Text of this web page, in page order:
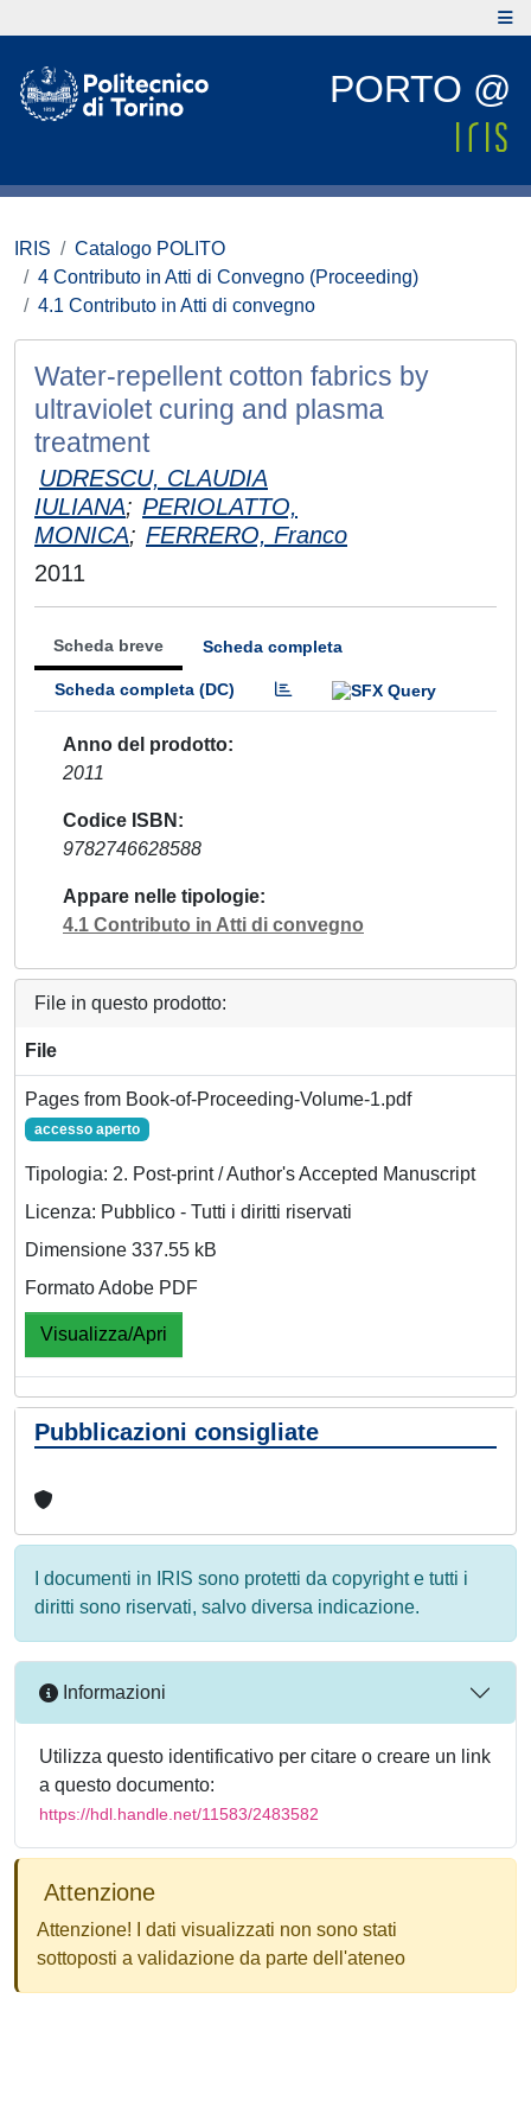
PORTO @
IRIS
Catalogo POLITO
4 Contributo in Atti di Convegno (Proceeding)
4.1 Contributo in Atti di convegno
Water-repellent cotton fabrics by
ultraviolet curing and plasma
treatment
UDRESCU, CLAUDIA
IULIANA; PERIOLATTO,
MONICA; FERRERO, Franco
2011
Scheda breve Scheda completa
Scheda completa (DC)
Anno del prodotto
2011
Codice ISBN
9782746628588
Appare nelle tipologie
4.1 Contributo in Atti di convegno
File in questo prodotto:
File
Pages from Book-of-Proceeding-Volume-1.pdf
accesso aperto
Tipologia: 2. Post-print / Author's Accepted Manuscript
Licenza: Pubblico - Tutti i diritti riservati
Dimensione 337.55 kB
Formato Adobe PDF
Visualizza/Apri
Pubblicazioni consigliate
I documenti in IRIS sono protetti da copyright e tutti i
diritti sono riservati, salvo diversa indicazione.
Informazioni
Utilizza questo identificativo per citare o creare un link
a questo documento:
https://hdl.handle.net/11583/2483582
Attenzione
Attenzione! I dati visualizzati non sono stati
sottoposti a validazione da parte dell'ateneo